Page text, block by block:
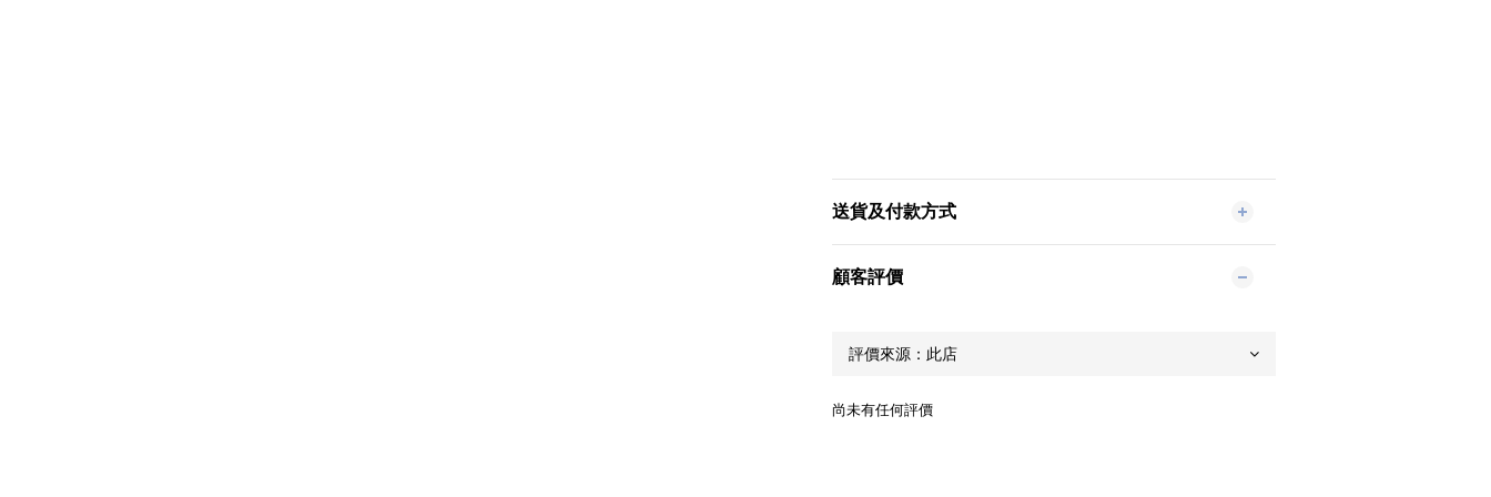
送貨及付款方式
顧客評價
尚未有任何評價